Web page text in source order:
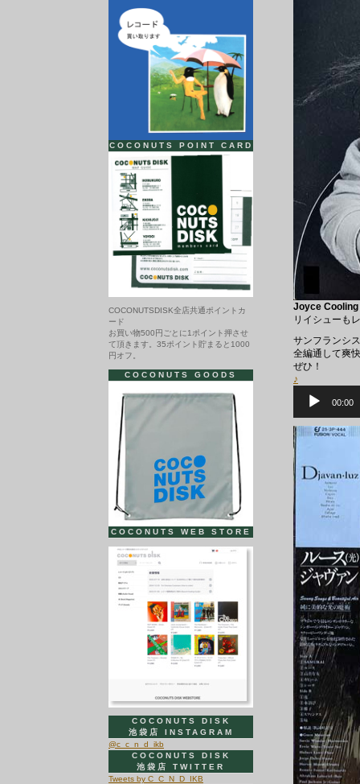
Joyce Cooling
リイシューも
サンフランシ
全編通して爽
ぜひ！
♪
ー
ヤ
00:00
COCONUTS POINT CARD
COCONUTSDISK全店共通ポイントカ
ード
お買い物500円ごとに1ポイント押させ
て頂きます。35ポイント貯まると1000
円オフ。
COCONUTS GOODS
COCONUTS WEB STORE
COCONUTS DISK
池袋店 INSTAGRAM
@c_c_n_d_ikb
COCONUTS DISK
池袋店 TWITTER
Tweets by C_C_N_D_IKB